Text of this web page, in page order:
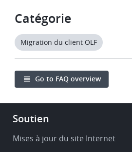
Catégorie
Migration du client OLF
Go to FAQ overview
Footer
Service
Soutien
Mises à jour du site Internet